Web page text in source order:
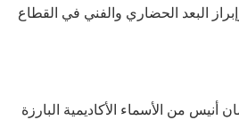
وإبراز البعد الحضاري والفني في القطاع
أنيس من الأسماء الأكاديمية البارزة